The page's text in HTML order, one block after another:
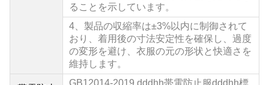
ることを示しています。
4、 製品の収縮率は±3%以内に制御されて
おり、着用後の寸法安定性を確保し、過度
の変形を避け、衣服の元の形状と快適さを
維持します。
GB12014-2019 dddhh帯電防止服dddhh標